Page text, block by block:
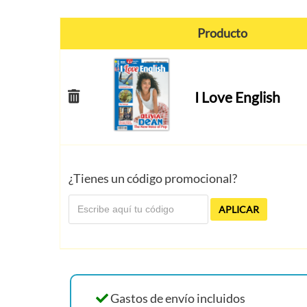
Producto
I Love English
¿Tienes un código promocional?
APLICAR
Gastos de envío incluidos